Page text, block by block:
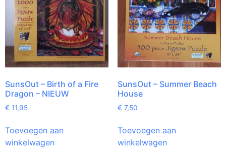
SunsOut – Birth of a Fire
Dragon – NIEUW
€ 11,95
Toevoegen aan
winkelwagen
SunsOut – Summer Beach
House
€ 7,50
Toevoegen aan
winkelwagen